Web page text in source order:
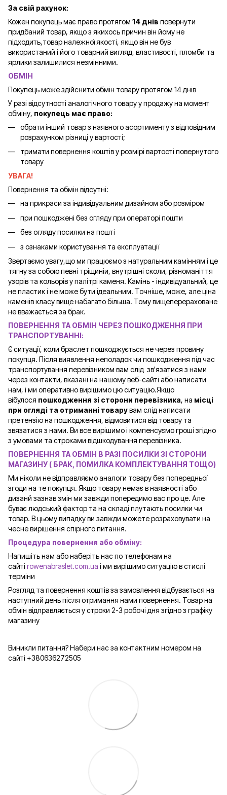
За свій рахунок:
Кожен покупець має право протягом 14 днів повернути
придбаний товар, якщо з якихось причин він йому не
підходить,товар належної якості, якщо він не був
використаний і його товарний вигляд, властивості, пломби та
ярлики залишилися незмінними.
ОБМІН
Покупець може здійснити обмін товару протягом 14 днів
У разі відсутності аналогічного товару у продажу на момент
обміну, покупець має право:
обрати інший товар з наявного асортименту з відповідним
розрахунком різниці у вартості;
тримати повернення коштів у розмірі вартості повернутого
товару
УВАГА!
Повернення та обмін відсутні:
на прикраси за індивідуальним дизайном або розміром
при пошкоджені без огляду при операторі пошти
без огляду посилки на пошті
з ознаками користування та експлуатації
Звертаємо увагу,що ми працюємо з натуральним камінням і це
тягну за собою певні тріщиніи, внутрішні сколи, різноманіття
узорів та кольорів у палітрі каменя. Камінь - індивідуальний, це
не пластик і не може бути ідеальним. Точніше, може, але ціна
каменів класу вище набагато більша. Тому вищеперераховане
не вважається за брак.
ПОВЕРНЕННЯ ТА ОБМІН ЧЕРЕЗ ПОШКОДЖЕННЯ ПРИ
ТРАНСПОРТУВАННІ:
Є ситуації, коли браслет пошкоджується не через провину
покупця. Після виявлення неполадок чи пошкодження під час
транспортування перевізником вам слід зв'язатися з нами
через контакти, вказані на нашому веб-сайті або написати
нам, і ми оперативно вирішимо цю ситуацію.Якщо
вібулося пошкодження зі сторони перевізника, на місці
при огляді та отриманні товарувам слід написати
претензію на пошкодження, відмовитися від товару та
звязатися з нами. Ви все вирішимо і компенсуємо гроші згідно
з умовами та строками відшкодування перевізника.
ПОВЕРНЕННЯ ТА ОБМІН В РАЗІ ПОСИЛКИ ЗІ СТОРОНИ
МАГАЗИНУ ( БРАК, ПОМИЛКА КОМПЛЕКТУВАННЯ ТОЩО)
Ми ніколи не відправляємо аналоги товару без попередньої
згоди на те покупця. Якщо товару немає в наявності або
дизанй зазнав змін ми завжди попередимо вас про це. Але
буває людський фактор та на складі плутають посилки чи
товар. В цьому випадку ви завжди можете розраховувати на
чесне вирішення спірного питання.
Процедура повернення або обміну:
Напишіть нам або наберіть нас по телефонам на
сайті rowenabraslet.com.ua і ми вирішимо ситуацію в стислі
терміни
Розгляд та повернення коштів за замовлення відбувається на
наступний день після отримання нами повернення. Товар на
обмін відправляється у строки 2-3 робочі дня згідно з графіку
магазину
Виникли питання? Набери нас за контактним номером на
сайті +380636272505